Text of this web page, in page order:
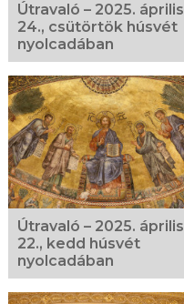
Útravaló – 2025. április
24., csütörtök húsvét
nyolcadában
Útravaló – 2025. április
22., kedd húsvét
nyolcadában